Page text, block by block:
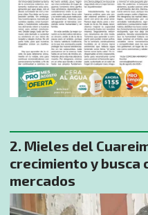
Mieles del
crecimiento y busca
mercados